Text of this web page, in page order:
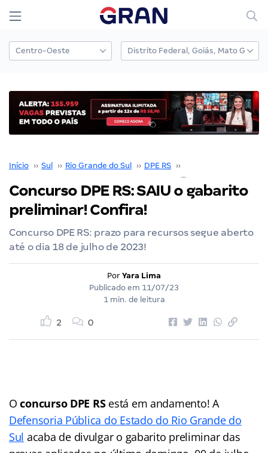
Início ›› Sul ›› Rio Grande do Sul ›› DPE RS ››
Concurso DPE RS: SAIU o gabarito
preliminar! Confira!
Concurso DPE RS: prazo para recursos segue aberto
até o dia 18 de julho de 2023!
Por Yara Lima
Publicado em 11/07/23
1 min. de leitura
2 0
Oconcurso DPE RSestá em andamento! A
Defensoria Pública do Estado do Rio Grande do
Sul acaba de divulgar o gabarito preliminar das